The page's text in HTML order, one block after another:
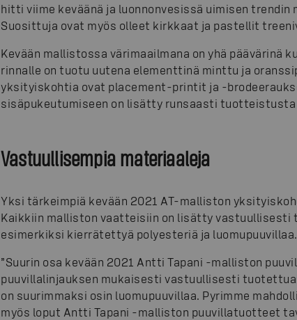
hitti viime keväänä ja luonnonvesissä uimisen trendin
Suosittuja ovat myös olleet kirkkaat ja pastellit
Kevään mallistossa värimaailmana on yhä päävärinä
rinnalle on tuotu uutena elementtinä minttu ja
yksityiskohtia ovat placement-printit ja -
sisäpukeutumiseen on lisätty runsaasti tuotteistusta
Vastuullisempia materiaaleja
Yksi tärkeimpiä kevään 2021 AT-malliston
Kaikkiin malliston vaatteisiin on lisätty vastuullisesti
esimerkiksi kierrätettyä polyesteriä ja luomupuuvillaa.
”Suurin osa kevään 2021 Antti Tapani -malliston
puuvillalinjauksen mukaisesti vastuullisesti
on suurimmaksi osin luomupuuvillaa. Pyrimme
myös loput Antti Tapani -malliston puuvillatuotteet